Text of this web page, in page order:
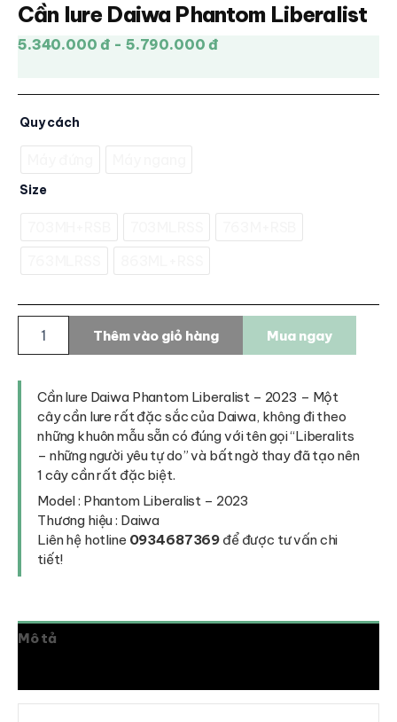
Cần lure Daiwa Phantom Liberalist
5.340.000 đ - 5.790.000 đ
Quy cách
Size
Daiwa
Phantom
Liberalist
lượng
Thêm vào giỏ hàng Mua ngay
Cần lure Daiwa Phantom Liberalist – 2023 – Một
cây cần lure rất đặc sắc của Daiwa, không đi theo
những khuôn mẫu sẵn có đúng với tên gọi “Liberalits
– những người yêu tự do” và bất ngờ thay đã tạo nên
1 cây cần rất đặc biệt.
Model : Phantom Liberalist – 2023
Thương hiệu : Daiwa
Liên hệ hotline 0934687369 để được tư vấn chi
tiết!
Mô tả